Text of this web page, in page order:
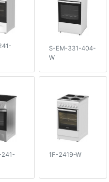
S-EM-331-404-
W
241-
1F-2419-W